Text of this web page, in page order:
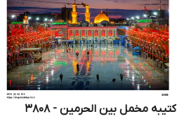
کتیبه مخمل بین الحرمین - 3808